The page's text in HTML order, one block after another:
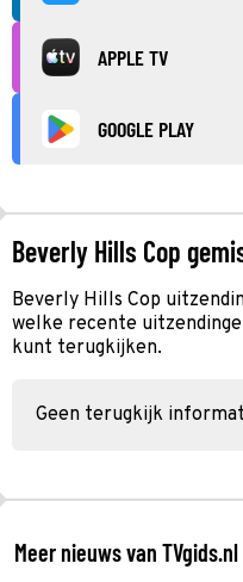
APPLE TV
GOOGLE PLAY
Beverly Hills Cop
Beverly Hills Cop
welke recente
kunt terugkijken.
Geen terugkijk
Meer nieuws van TVgids.nl